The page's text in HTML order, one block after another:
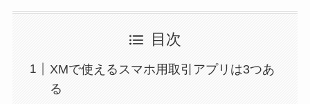
目次
XMで使えるスマホ用取引アプリは3つあ
る